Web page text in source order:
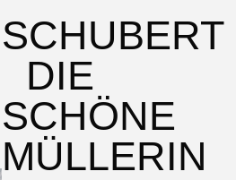
SCHUBERT
DIE
SCHÖNE
MÜLLERIN